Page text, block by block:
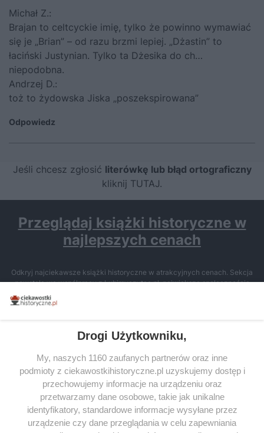
Michał Z.:
Brajan to celtcyckie imię, tylko że powinno wymawiać
się je „Brian” – od razu brzmi lepiej. „Dżastin” to
łaciński Justynian. Tylko ta Dżesika do ch…
niepodobna.
Andrzej D.:
toż to żydowska Jiska „poszekspirowana”
Odpowiedz
Jeśli chcesz zgłosić literówkę lub błąd ortograficzny
kliknij TUTAJ.
Przeglądaj książki historyczne w
najlepszych cenach
Odkryj najciekawsze książki historyczne w atrakcyjnych cenach. Sekcja
powstała we współpracy z Lubimyczytac.pl, największą społecznością
miłośników literatury w Polsce – dzięki temu możesz wybierać spośród
tytułów najwyżej ocenianych przez czytelników.
SERWIS
SPOŁECZNOŚĆ
WSPÓŁPRACA
Drogi Użytkowniku,
My, naszych 1160 zaufanych partnerów oraz inne
podmioty z ciekawostkihistoryczne.pl uzyskujemy dostęp i
przechowujemy informacje na urządzeniu oraz
przetwarzamy dane osobowe, takie jak unikalne
identyfikatory, standardowe informacje wysyłane przez
urządzenie czy dane przeglądania w celu zapewniania